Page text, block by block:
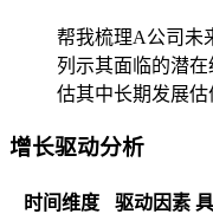
帮我梳理A公司未
列示其面临的潜
估其中长期发展估
增长驱动分析
时间维度 驱动因素